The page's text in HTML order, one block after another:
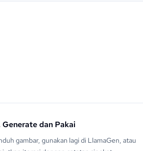
Generate dan Pakai
gambar, gunakan lagi di LlamaGen, atau